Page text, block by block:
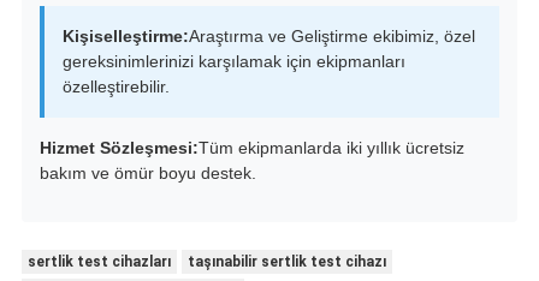
Kişiselleştirme:Araştırma ve Geliştirme ekibimiz, özel
gereksinimlerinizi karşılamak için ekipmanları
özelleştirebilir.
Hizmet Sözleşmesi:Tüm ekipmanlarda iki yıllık ücretsiz
bakım ve ömür boyu destek.
sertlik test cihazları
taşınabilir sertlik test cihazı